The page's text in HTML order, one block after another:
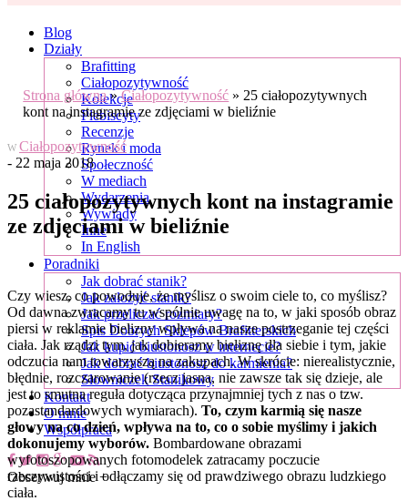
Blog
Działy
Brafitting
Ciałopozytywność
Kolekcje
Plebiscyty
Recenzje
Rynek i moda
Społeczność
W mediach
Wydarzenia
Wywiady
Inne
In English
Poradniki
Jak dobrać stanik?
Jak założyć stanik?
Jak przeliczać rozmiary?
Spis Dobrych Sklepów Brafitterskich
Jak kupić biustonosz w internecie?
Jak dobrać biustonosz do karmienia?
Słowniczek Stanikowy
Kontakt
O mnie
Współpraca
Obserwuj mnie +
Strona główna»Ciałopozytywność » 25 ciałopozytywnych
kont na instagramie ze zdjęciami w bieliźnie
W Ciałopozytywność
- 22 maja 2018
25 ciałopozytywnych kont na instagramie
ze zdjęciami w bieliźnie
Czy wiesz, co powoduje, że myślisz o swoim ciele to, co myślisz?
Od dawna zwracamy tu wspólnie uwagę na to, w jaki sposób obraz
piersi w reklamie bielizny wpływa na nasze postrzeganie tej części
ciała. Jak rządzi tym, jak dobieramy bieliznę dla siebie i tym, jakie
odczucia nam towarzyszą na zakupach. W skrócie: nierealistycznie,
błędnie, rozczarowanie (rzecz jasna, nie zawsze tak się dzieje, ale
jest to smutna reguła dotycząca przynajmniej tych z nas o tzw.
pozastandardowych wymiarach). To, czym karmią się nasze
głowy na co dzień, wpływa na to, co o sobie myślimy i jakich
dokonujemy wyborów. Bombardowane obrazami
wyfotoszopowanych fotomodelek zatracamy poczucie
rzeczywistości i odłączamy się od prawdziwego obrazu ludzkiego
ciała.